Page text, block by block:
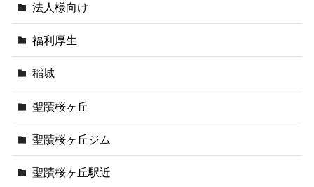
法人様向け
福利厚生
稲城
聖蹟桜ヶ丘
聖蹟桜ヶ丘ジム
聖蹟桜ヶ丘駅近